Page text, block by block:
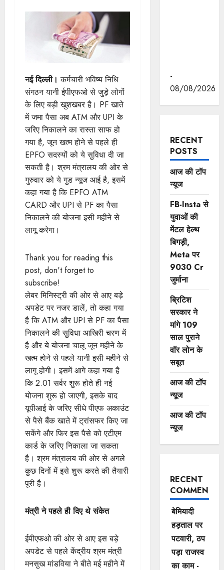
नई दिल्ली। कर्मचारी भविष्य निधि
संगठन यानी ईपीएफओ से जुड़े लोगों
के लिए बड़ी खुशखबर है। PF खाते
में जमा पैसा अब ATM और UPI के
जरिए निकालने का रास्ता साफ हो
गया है, जून खत्म होने से पहले ही
EPFO सदस्यों को ये सुविधा दी जा
सकती है। श्रम मंत्रालय की ओर से
गुरुवार को ये गुड न्यूज आई है, इसमें
कहा गया है कि EPFO ATM
CARD और UPI से PF का पैसा
निकालने की योजना इसी महीने से
लागू करेगा।
Thank you for reading this
post, don't forget to
subscribe!
लेबर मिनिस्ट्री की ओर से आए बड़े
अपडेट पर नजर डालें, तो कहा गया
है कि ATM और UPI से PF का पैसा
निकालने की सुविधा आखिरी चरण में
है और ये योजना चालू जून महीने के
खत्म होने से पहले यानी इसी महीने से
लागू होगी। इसमें आगे कहा गया है
कि 2.01 सर्वर शुरू होते ही नई
योजना शुरू हो जाएगी, इसके बाद
यूपीआई के जरिए सीधे पीएफ अकाउंट
से पैसे बैंक खाते में ट्रांसफर किए जा
सकेंगे और फिर इस पैसे को एटीएम
कार्ड के जरिए निकाला जा सकता
है। श्रम मंत्रालय की ओर से अगले
कुछ दिनों में इसे शुरू करते की तैयारी
पूरी है।
मंत्री ने पहले ही दिए थे संकेत
ईपीएफओ की ओर से आए इस बड़े
अपडेट से पहले केंद्रीय श्रम मंत्री
मनसुख मांडविया ने बीते मई महीने में
-
08/08/2026
RECENT
POSTS
आज की टॉप
न्यूज
FB-Insta से
युवाओं की
मेंटल हेल्थ
बिगड़ी,
Meta पर
9030 Cr
जुर्माना
ब्रिटिश
सरकार ने
मांगे 109
साल पुराने
वॉर लोन के
सबूत
आज की टॉप
न्यूज
आज की टॉप
न्यूज
RECENT
COMMENTS
बेमियादी
हड़ताल पर
पटवारी, ठप
पड़ा राजस्व
का काम -